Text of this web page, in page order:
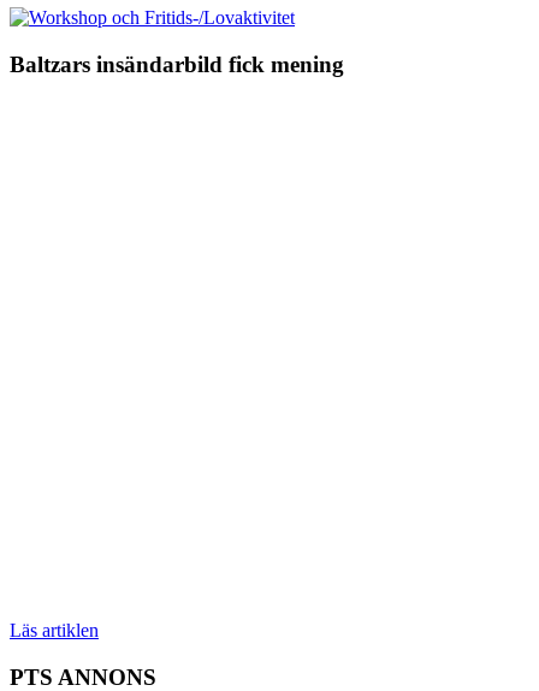
Baltzars insändarbild fick mening
Läs artiklen
PTS ANNONS